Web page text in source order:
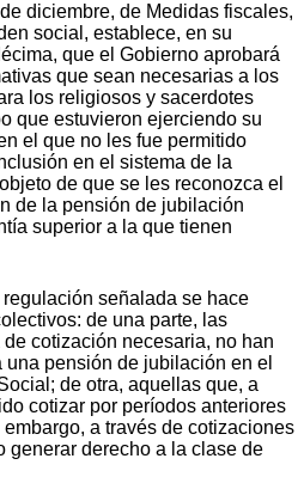
diciembre, de Medidas fiscales,
social, establece, en su
que el Gobierno aprobará
que sean necesarias a los
los religiosos y sacerdotes
que estuvieron ejerciendo su
el que no les fue permitido
en el sistema de la
de que se les reconozca el
de la pensión de jubilación
superior a la que tienen
señalada se hace
de una parte, las
cotización necesaria, no han
pensión de jubilación en el
de otra, aquellas que, a
cotizar por períodos anteriores
a través de cotizaciones
generar derecho a la clase de